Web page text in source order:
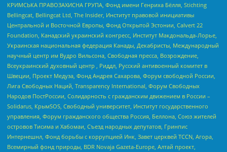
КРИМСЬКА ПРАВОЗАХИСНА ГРУПА, Фонд имени Генриха Бёлля, Stichting
Bellingcat, Bellingcat Ltd, The Insider, Институт правовой инициативы
Центральной и Восточной Европы, Фонд Открытой Эстонии, Calvert 22
Foundation, Канадский украинский конгресс, Институт Макдональда-Лорье,
Украинская национальная федерация Канады, Декабристы, Международный
научный центр им Вудро Вильсона, Свободная пресса, Возрождение,
Всеукраинский духовный центр , Риддл, Русский антивоенный комитет в
Швеции, Проект Медуза, Фонд Андрея Сахарова, Форум свободной России,
Лига Свободных Наций, Transparеncy International, Форум Свободных
Народов ПостРоссии, Солидарность с гражданским движением в России –
Solidarus, КрымSOS, Свободный университет, Институт государственного
управления, Форум гражданского общества Россия, Беллона, Союз жителей
островов Тисима и Хабомаи, Съезд народных депутатов, Гринпис
Интернешнл, Фонд борьбы с коррупцией Инк, Завет церквей TCCN, Агора,
Всемирный фонд природы, BDR Novaja Gazeta-Europe, Алтай проект,